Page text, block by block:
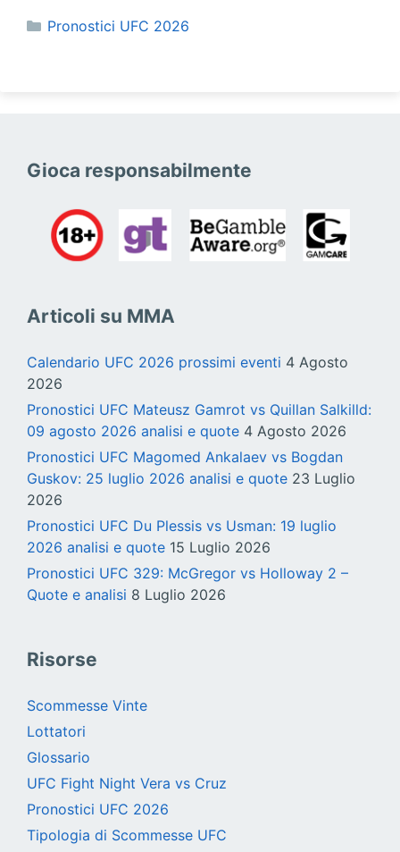
Categorie
Pronostici UFC 2026
Gioca responsabilmente
Articoli su MMA
Calendario UFC 2026 prossimi eventi 4 Agosto
2026
Pronostici UFC Mateusz Gamrot vs Quillan Salkilld:
09 agosto 2026 analisi e quote 4 Agosto 2026
Pronostici UFC Magomed Ankalaev vs Bogdan
Guskov: 25 luglio 2026 analisi e quote 23 Luglio
2026
Pronostici UFC Du Plessis vs Usman: 19 luglio
2026 analisi e quote 15 Luglio 2026
Pronostici UFC 329: McGregor vs Holloway 2 –
Quote e analisi 8 Luglio 2026
Risorse
Scommesse Vinte
Lottatori
Glossario
UFC Fight Night Vera vs Cruz
Pronostici UFC 2026
Tipologia di Scommesse UFC